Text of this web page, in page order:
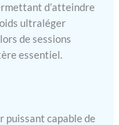
douleurs
prévient les
et
lactique
angle parfait
d’atteindre
ultraléger
de sessions
essentiel.
puissant capable de